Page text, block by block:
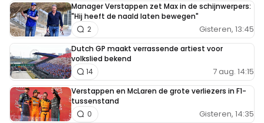
Manager Verstappen zet Max in de schijnwerpers:
"Hij heeft de naald laten bewegen"
Gisteren, 13:45
2
Dutch GP maakt verrassende artiest voor
volkslied bekend
7 aug. 14:15
14
Verstappen en McLaren de grote verliezers in F1-
tussenstand
Gisteren, 14:35
0